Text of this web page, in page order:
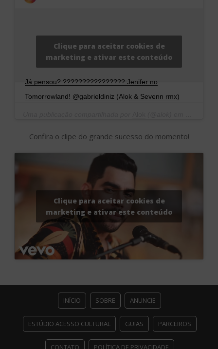
Já pensou? ???????????????? Jenifer no
Tomorrowland! @gabrieldiniz (Alok & Sevenn rmx)
Clique para aceitar cookies de
marketing e ativar este conteúdo
Confira o clipe do grande sucesso do momento!
Clique para aceitar cookies de
marketing e ativar este conteúdo
INÍCIO SOBRE ANUNCIE
ESTÚDIO ACESSO CULTURAL GUIAS PARCEIROS
CONTATO POLÍTICA DE PRIVACIDADE